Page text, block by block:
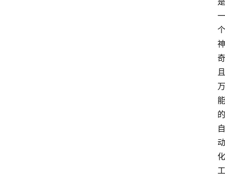
一
个
神
奇
且
万
能
的
自
动
化
工